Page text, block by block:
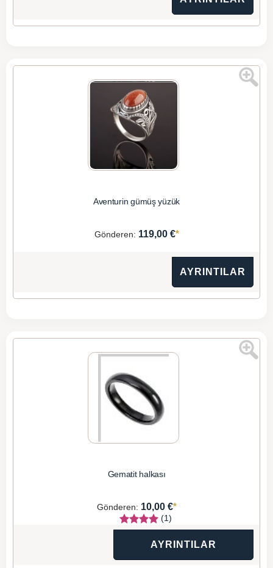
Aventurin gümüş yüzük
Gönderen: 119,00 €*
AYRINTILAR
Gematit halkası
Gönderen: 10,00 €*
(1)
AYRINTILAR